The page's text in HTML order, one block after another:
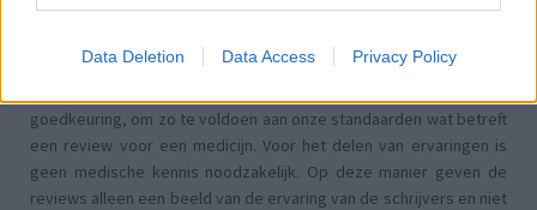
Data Deletion Data Access Privacy Policy
De reviews op deze pagina zijn door de gebruikers
goedkeuring, om zo te voldoen aan onze standaarden wat betreft
een review voor een medicijn. Voor het delen van ervaringen is
geen medische kennis noodzakelijk. Op deze manier geven de
reviews alleen een beeld van de ervaring van de schrijvers en niet